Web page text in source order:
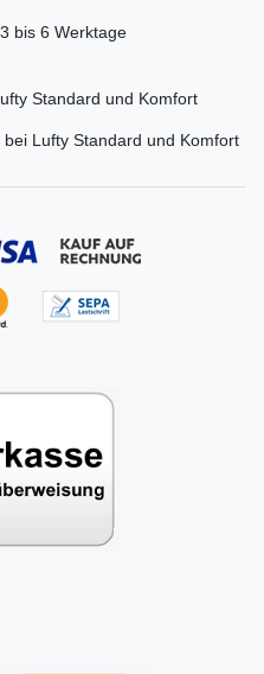
bis 6 Werktage
Standard und Komfort
Lufty Standard und Komfort